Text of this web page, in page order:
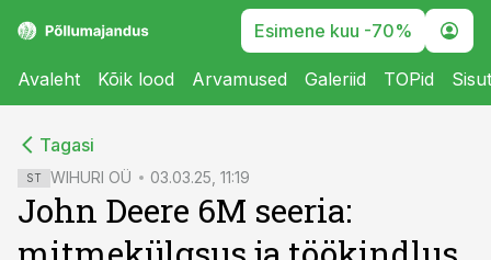
Esimene kuu -70%
Avaleht Kõik lood Arvamused Galeriid TOPid
Tagasi
ST WIHURI OÜ 03.03.25, 11:19
John Deere 6M seeria: